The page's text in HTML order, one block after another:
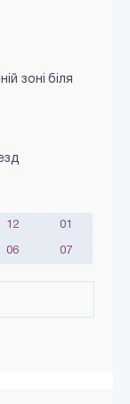
зоні біля
12 01
06 07